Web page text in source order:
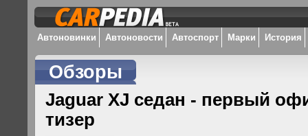
Автоновинки Автоновости Автоспорт Марки История
Обзоры
Jaguar XJ седан - первый
тизер